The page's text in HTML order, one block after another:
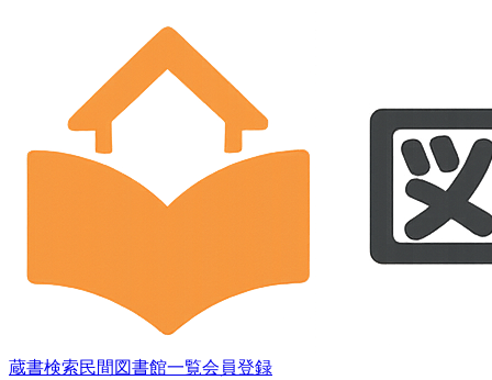
蔵書検索民間図書館一覧会員登録